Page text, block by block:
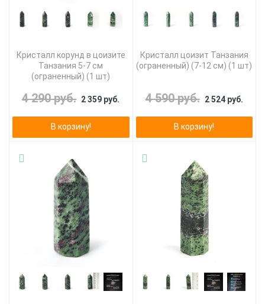
Кристалл корунд в цоизите
Танзания 5-7 см
(ограненный) (1 шт)
4 290 руб. 2 359 руб.
В корзину!
Кристалл цоизит Танзания
(ограненный) (7-12 см) (1 шт)
4 590 руб. 2 524 руб.
В корзину!